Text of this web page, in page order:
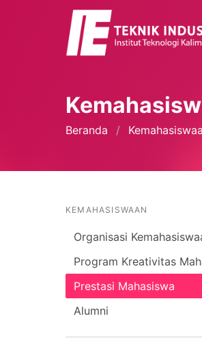
Beranda
KEMAHASISWAAN
Organisasi
Program Kreativitas
Prestasi Mahasiswa
Alumni